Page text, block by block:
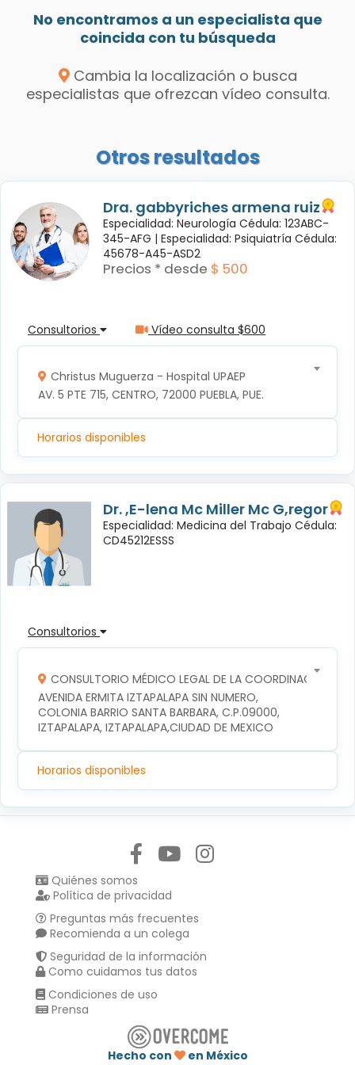
No encontramos a un especialista que
coincida con tu búsqueda
Cambia la localización o busca
especialistas que ofrezcan vídeo consulta.
Otros resultados
Dra. gabbyriches armena ruiz
Especialidad: Neurología Cédula: 123ABC-
345-AFG | Especialidad: Psiquiatría Cédula:
45678-A45-ASD2
Precios * desde $ 500
Consultorios Vídeo consulta $600
Christus Muguerza - Hospital UPAEP
AV. 5 PTE 715, CENTRO, 72000 PUEBLA, PUE.
Horarios disponibles
Dr. ,E-lena Mc Miller Mc G,regor
Especialidad: Medicina del Trabajo Cédula:
CD45212ESSS
Consultorios
CONSULTORIO MÉDICO LEGAL DE LA COORDINACION
AVENIDA ERMITA IZTAPALAPA SIN NUMERO,
COLONIA BARRIO SANTA BARBARA, C.P.09000,
IZTAPALAPA, IZTAPALAPA,CIUDAD DE MEXICO
Horarios disponibles
Quiénes somos
Política de privacidad
Preguntas más frecuentes
Recomienda a un colega
Seguridad de la información
Como cuidamos tus datos
Condiciones de uso
Prensa
Hecho con en México